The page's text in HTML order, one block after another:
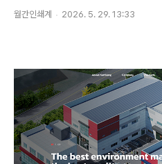
월간인쇄계 2026. 5. 29. 13:33